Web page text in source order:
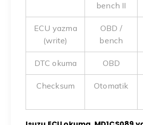
bench II
ECU yazma
(write)
OBD /
bench
DTC okuma OBD
Checksum Otomatik